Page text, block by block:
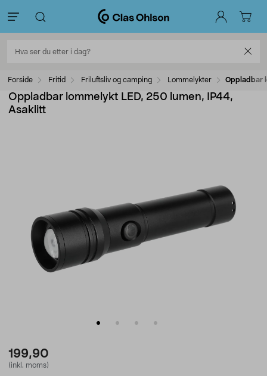
Forside Fritid Friluftsliv og camping Lommelykter Oppladbar
Oppladbar lommelykt LED, 250 lumen, IP44,
Asaklitt
199,90
(inkl. moms)